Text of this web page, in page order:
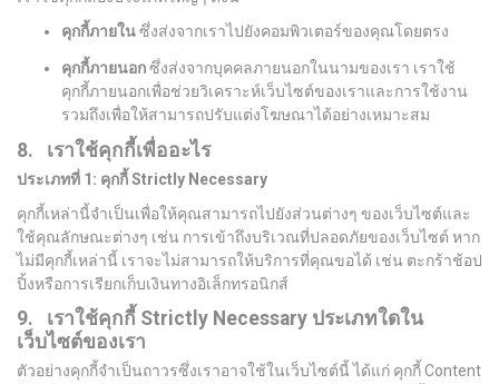
คุกกี้ภายในซึ่งส่งจากเราไปยังคอมพิวเตอร์ของคุณโดยตรง
คุกกี้ภายนอกซึ่งส่งจากบุคคลภายนอกในนามของเรา เราใช้
คุกกี้ภายนอกเพื่อช่วยวิเคราะห์เว็บไซต์ของเราและการใช้งาน
รวมถึงเพื่อให้สามารถปรับแต่งโฆษณาได้อย่างเหมาะสม
8. เราใช้คุกกี้เพื่ออะไร
ประเภทที่ 1: คุกกี้Strictly Necessary
คุกกี้เหล่านี้จำเป็นเพื่อให้คุณสามารถไปยังส่วนต่างๆ ของเว็บไซต์และ
ใช้คุณลักษณะต่างๆ เช่น การเข้าถึงบริเวณที่ปลอดภัยของเว็บไซต์ หาก
ไม่มีคุกกี้เหล่านี้ เราจะไม่สามารถให้บริการที่คุณขอได้ เช่น ตะกร้าช้อป
ปิ้งหรือการเรียกเก็บเงินทางอิเล็กทรอนิกส์
9. เราใช้คุกกี้ Strictly Necessary ประเภทใดใน
เว็บไซต์ของเรา
ตัวอย่างคุกกี้จำเป็นถาวรซึ่งเราอาจใช้ในเว็บไซต์นี้ ได้แก่ คุกกี้ Content